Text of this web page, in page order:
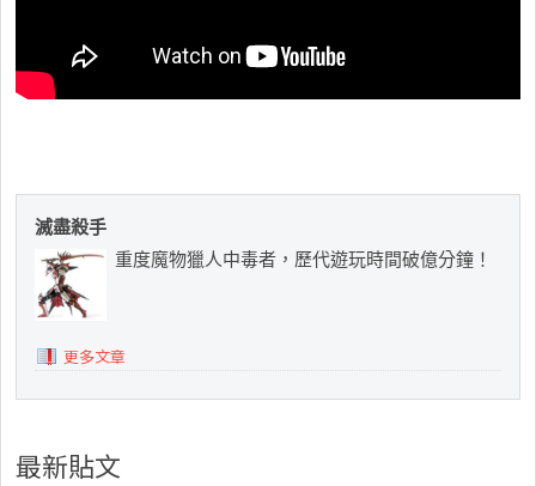
滅盡殺手
重度魔物獵人中毒者，歷代遊玩時間破億分鐘！
更多文章
最新貼文